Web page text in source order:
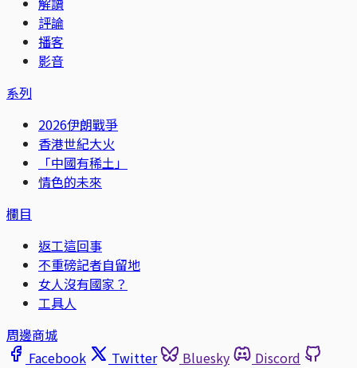
評論
播客
影音
系列
2026伊朗戰爭
香港世紀大火
「中國有稀土」
情色的未來
欄目
返工這回事
不重磅記者自留地
女人沒有國家？
工具人
周邊商城
Facebook
Twitter Bluesky
Discord